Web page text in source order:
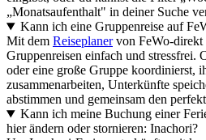
„Monatsaufenthalt" in deiner Suche
Kann ich eine Gruppenreise auf
Mit dem Reiseplanervon FeWo-direkt
Gruppenreisen einfach und stressfrei.
oder eine große Gruppe koordinierst,
zusammenarbeiten, Unterkünfte
abstimmen und gemeinsam den
Kann ich meine Buchung einer
hier ändern oder stornieren: Inachori?